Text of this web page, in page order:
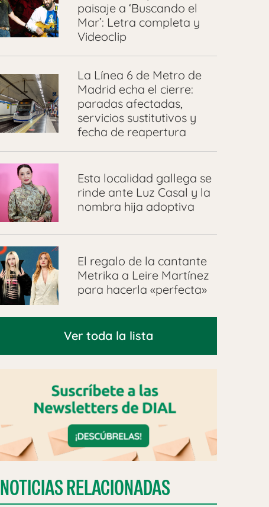
paisaje a ‘Buscando el
Mar’: Letra completa y
Videoclip
La Línea 6 de Metro de
Madrid echa el cierre:
paradas afectadas,
servicios sustitutivos y
fecha de reapertura
Esta localidad gallega se
rinde ante Luz Casal y la
nombra hija adoptiva
El regalo de la cantante
Metrika a Leire Martínez
para hacerla «perfecta»
Ver toda la lista
NOTICIAS RELACIONADAS